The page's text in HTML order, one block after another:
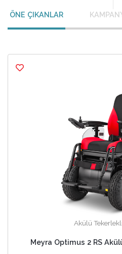
ÖNE ÇIKANLAR
Akülü
Meyra Optimus 2 RS